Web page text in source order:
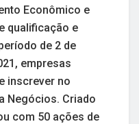
Econômico e
qualificação e
de 2 de
empresas
inscrever no
Negócios. Criado
com 50 ações de